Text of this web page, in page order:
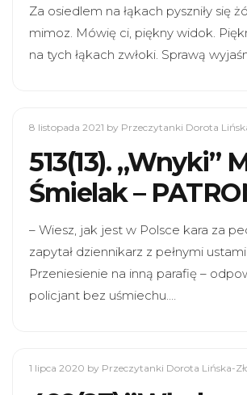
Za osiedlem na łąkach pyszniły się
mimoz. Mówię ci, piękny widok.
na tych łąkach zwłoki. Sprawą
8 listopada 2021 by Przeczytanki Dorota
513(13). „Wnyki”
Śmielak –
– Wiesz, jak jest w Polsce kara za
zapytał dziennikarz z pełnymi
Przeniesienie na inną parafię –
policjant bez uśmiechu.…
1 lipca 2020 by Przeczytanki Dorota Lińska-